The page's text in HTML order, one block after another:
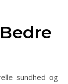
sundhed og